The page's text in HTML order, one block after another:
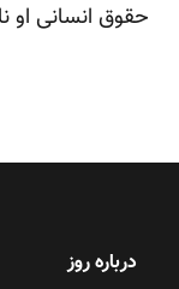
حقوق انسانی او
درباره روز